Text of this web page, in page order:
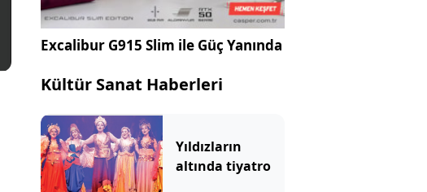
Excalibur G915 Slim ile Güç Yanında
Kültür Sanat Haberleri
Yıldızların
altında tiyatro